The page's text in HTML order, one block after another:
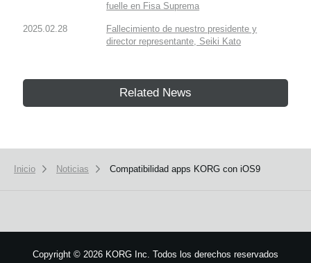
fuelle en Fisa Suprema
2025.02.28
Fallecimiento de nuestro presidente y
director representante, Seiki Kato
Related News
Inicio Noticias Compatibilidad apps KORG con iOS9
Copyright © 2026 KORG Inc. Todos los derechos reservados